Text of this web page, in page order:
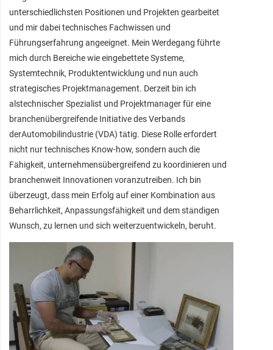
unterschiedlichsten Positionen und Projekten gearbeitet
und mir dabei technisches Fachwissen und
Führungserfahrung angeeignet. Mein Werdegang führte
mich durch Bereiche wie eingebettete Systeme,
Systemtechnik, Produktentwicklung und nun auch
strategisches Projektmanagement. Derzeit bin ich
alstechnischer Spezialist und Projektmanager für eine
branchenübergreifende Initiative des Verbands
derAutomobilindustrie (VDA) tätig. Diese Rolle erfordert
nicht nur technisches Know-how, sondern auch die
Fähigkeit, unternehmensübergreifend zu koordinieren und
branchenweit Innovationen voranzutreiben. Ich bin
überzeugt, dass mein Erfolg auf einer Kombination aus
Beharrlichkeit, Anpassungsfähigkeit und dem ständigen
Wunsch, zu lernen und sich weiterzuentwickeln, beruht.